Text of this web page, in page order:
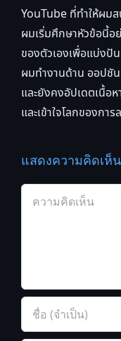
YouTube ที่ทำให้ผม
ผมเริ่มศึกษาหัวข้อนี้อ
ของตัวเองเพื่อแบ่งปั
ผมทำงานด้าน ออปชัน
และยังคงอัปเดตเนื้อ
และเข้าใจโลกของกา
แสดงความคิดเห็น
Comment